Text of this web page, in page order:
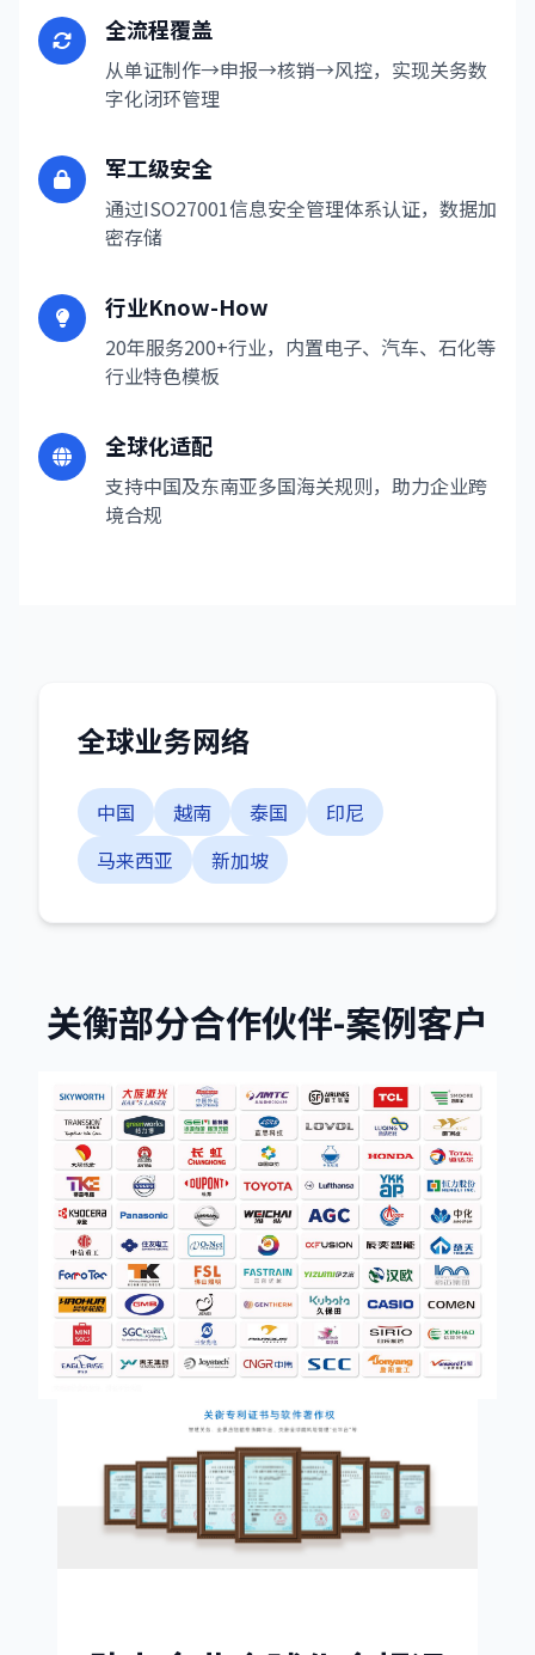
全流程覆盖
从单证制作→申报→核销→风控，实现关务数
字化闭环管理
军工级安全
通过ISO27001信息安全管理体系认证，数据加
密存储
行业Know-How
20年服务200+行业，内置电子、汽车、石化等
行业特色模板
全球化适配
支持中国及东南亚多国海关规则，助力企业跨
境合规
全球业务网络
中国 越南 泰国
印尼
马来西亚
新加坡
关衡部分合作伙伴-案例客户